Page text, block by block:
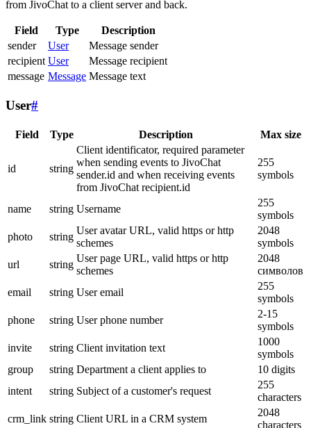
from JivoChat to a client server and back.
Field Type
Description
sender
User
Message sender
recipient User
Message recipient
message Message Message text
User#
Field Type Description Max size
id string
Client identificator, required parameter
when sending events to JivoChat
sender.id and when receiving events
from JivoChat recipient.id
255
symbols
name string Username
255
symbols
photo
string
User avatar URL, valid https or http
schemes
2048
symbols
url
string
User page URL, valid https or http
schemes
2048
символов
email
string User email
255
symbols
phone
string User phone number
2-15
symbols
invite
string Client invitation text
1000
symbols
group
string Department a client applies to
10 digits
intent
string Subject of a customer's request
255
characters
crm_link string Client URL in a CRM system
2048
characters